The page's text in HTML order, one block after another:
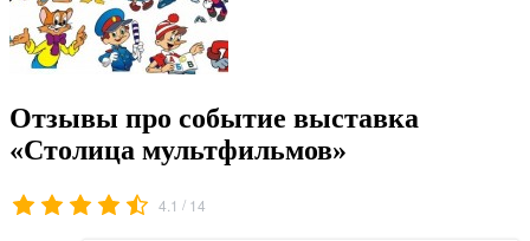
Отзывы про событие выставка
«Столица мультфильмов»
4.1 / 14